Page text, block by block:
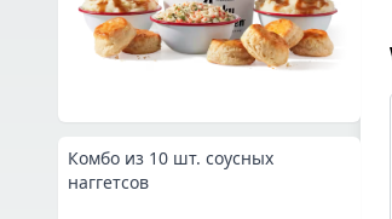
Комбо из 10 шт. соусных
наггетсов